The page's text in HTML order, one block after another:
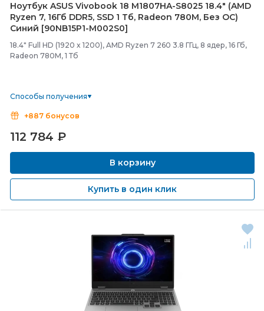
Ноутбук ASUS Vivobook 18 M1807HA-S8025 18.4" (AMD
Ryzen 7, 16Гб DDR5, SSD 1 Тб, Radeon 780M, Без ОС)
Синий [90NB15P1-M002S0]
18.4" Full HD (1920 x 1200), AMD Ryzen 7 260 3.8 ГГц, 8 ядер, 16 Гб,
Radeon 780M, 1 Тб
Способы получения
+887 бонусов
112 784 ₽
В корзину
Купить в один клик